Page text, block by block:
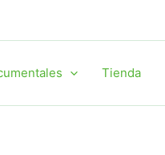
Tienda